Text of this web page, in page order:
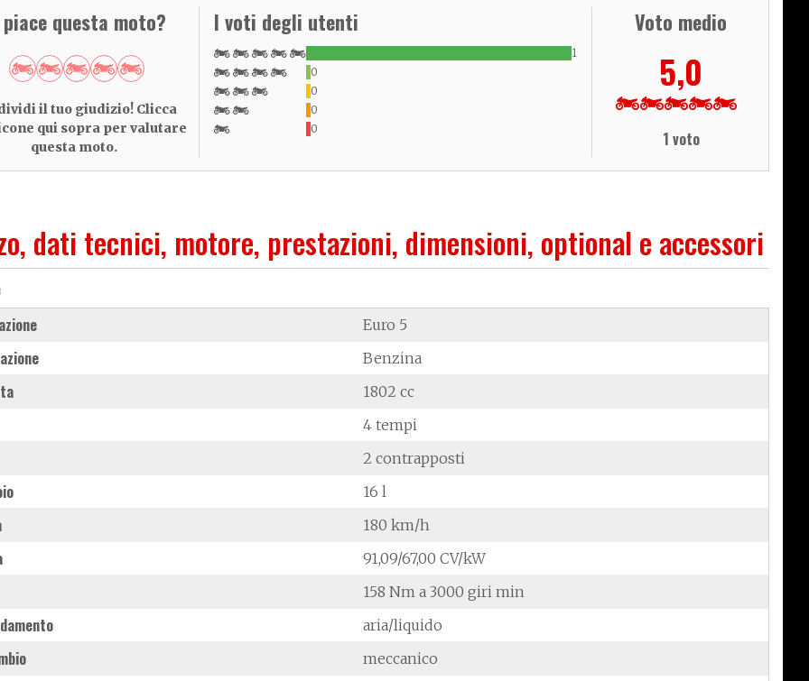
questa moto?
il tuo giudizio! Clicca
qui sopra per valutare
questa moto.
I voti degli utenti
1
0
0
0
0
Voto medio
5,0
1 voto
dati tecnici, motore, prestazioni, dimensioni, optional e accessori
Euro 5
Benzina
1802 cc
4 tempi
2 contrapposti
16 l
180 km/h
91,09/67,00 CV/kW
158 Nm a 3000 giri min
aria/liquido
meccanico